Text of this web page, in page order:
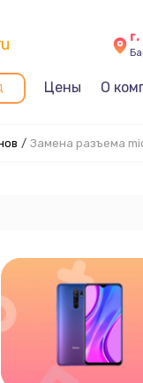
Цены О
/ Замена разъема